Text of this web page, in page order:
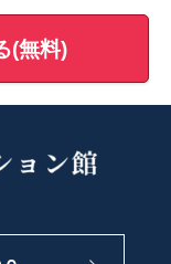
(無料)